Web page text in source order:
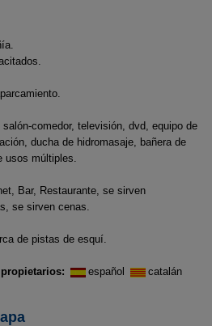
comedor, televisión, dvd, equipo de
ducha de hidromasaje, bañera de
usos múltiples.
Bar, Restaurante, se sirven
se sirven cenas.
de pistas de esquí.
español
catalán